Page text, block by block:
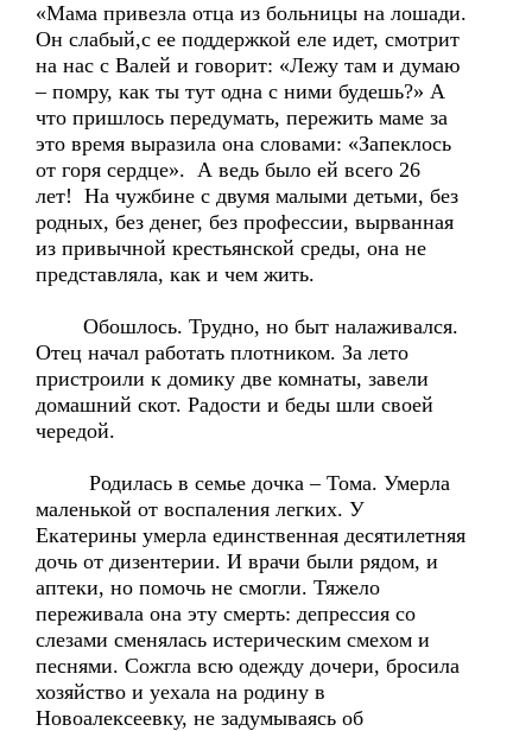
«Мама привезла отца из больницы на лошади.
Он слабый,с ее поддержкой еле идет, смотрит
на нас с Валей и говорит: «Лежу там и думаю
– помру, как ты тут одна с ними будешь?» А
что пришлось передумать, пережить маме за
это время выразила она словами: «Запеклось
от горя сердце». А ведь было ей всего 26
лет! На чужбине с двумя малыми детьми, без
родных, без денег, без профессии, вырванная
из привычной крестьянской среды, она не
представляла, как и чем жить.
Обошлось. Трудно, но быт налаживался.
Отец начал работать плотником. За лето
пристроили к домику две комнаты, завели
домашний скот. Радости и беды шли своей
чередой.
Родилась в семье дочка – Тома. Умерла
маленькой от воспаления легких. У
Екатерины умерла единственная десятилетняя
дочь от дизентерии. И врачи были рядом, и
аптеки, но помочь не смогли. Тяжело
переживала она эту смерть: депрессия со
слезами сменялась истерическим смехом и
песнями. Сожгла всю одежду дочери, бросила
хозяйство и уехала на родину в
Новоалексеевку, не задумываясь об